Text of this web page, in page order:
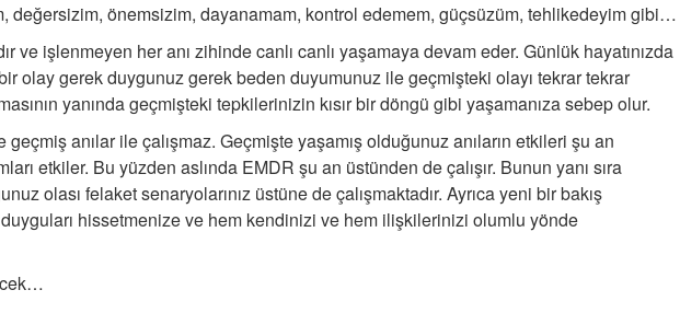
değersizim, önemsizim, dayanamam, kontrol edemem, güçsüzüm, tehlikedeyim gibi…
ve işlenmeyen her anı zihinde canlı canlı yaşamaya devam eder. Günlük hayatınızda
olay gerek duygunuz gerek beden duyumunuz ile geçmişteki olayı tekrar tekrar
yanında geçmişteki tepkilerinizin kısır bir döngü gibi yaşamanıza sebep olur.
anılar ile çalışmaz. Geçmişte yaşamış olduğunuz anıların etkileri şu an
etkiler. Bu yüzden aslında EMDR şu an üstünden de çalışır. Bunun yanı sıra
olası felaket senaryolarınız üstüne de çalışmaktadır. Ayrıca yeni bir bakış
hissetmenize ve hem kendinizi ve hem ilişkilerinizi olumlu yönde